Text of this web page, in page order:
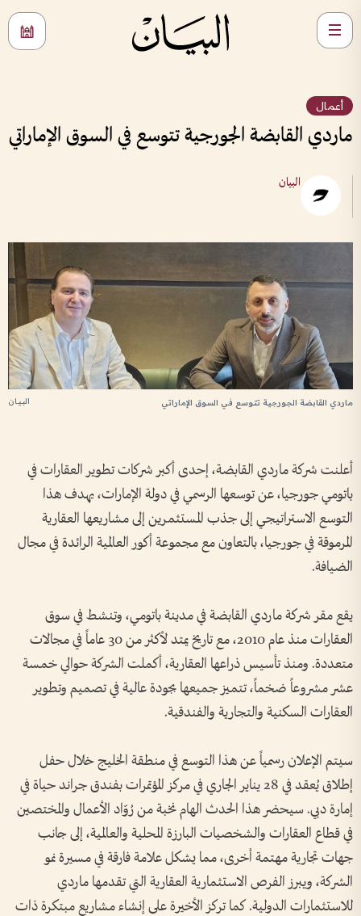
أعمال
ماردي القابضة الجورجية تتوسع في السوق الإماراتي
البيان
البيان ماردي القابضة الجورجية تتوسع في السوق الإماراتي
أعلنت شركة ماردي القابضة، إحدى أكبر شركات تطوير العقارات في
باتومي جورجيا، عن توسعها الرسمي في دولة الإمارات، يهدف هذا
التوسع الاستراتيجي إلى جذب المستثمرين إلى مشاريعها العقارية
المرموقة في جورجيا، بالتعاون مع مجموعة أكور العالمية الرائدة في مجال
الضيافة.
يقع مقر شركة ماردي القابضة في مدينة باتومي، وتنشط في سوق
العقارات منذ عام 2010، مع تاريخ يمتد لأكثر من 30 عاماً في مجالات
متعددة. ومنذ تأسيس ذراعها العقارية، أكملت الشركة حوالي خمسة
عشر مشروعاً ضخماً، تتميز جميعها بجودة عالية في تصميم وتطوير
العقارات السكنية والتجارية والفندقية.
سيتم الإعلان رسمياً عن هذا التوسع في منطقة الخليج خلال حفل
إطلاق يُعقد في 28 يناير الجاري في مركز المؤتمرات بفندق جراند حياة في
إمارة دبي. سيحضر هذا الحدث الهام نخبة من رُوّاد الأعمال والمختصين
في قطاع العقارات والشخصيات البارزة المحلية والعالمية، إلى جانب
جهات تجارية مهتمة أخرى، مما يشكل علامة فارقة في مسيرة نمو
الشركة، ويبرز الفرص الاستثمارية العقارية التي تقدمها ماردي
للاستثمارات الدولية. كما تركز الأخيرة على إنشاء مشاريع مبتكرة ذات